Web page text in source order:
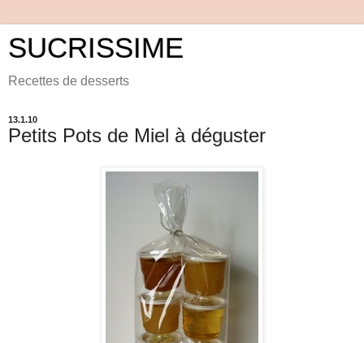
SUCRISSIME
Recettes de desserts
13.1.10
Petits Pots de Miel à déguster